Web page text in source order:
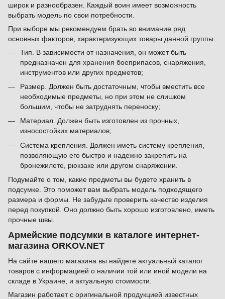
широк и разнообразен. Каждый воин имеет возможность
выбрать модель по свои потребности.
При выборе мы рекомендуем брать во внимание ряд
основных факторов, характеризующих товары данной группы:
Тип. В зависимости от назначения, он может быть
предназначен для хранения боеприпасов, снаряжения,
инструментов или других предметов;
Размер. Должен быть достаточным, чтобы вместить все
необходимые предметы, но при этом не слишком
большим, чтобы не затруднять переноску;
Материал. Должен быть изготовлен из прочных,
износостойких материалов;
Система крепления. Должен иметь систему крепления,
позволяющую его быстро и надежно закрепить на
бронежилете, рюкзаке или другом снаряжении.
Подумайте о том, какие предметы вы будете хранить в
подсумке. Это поможет вам выбрать модель подходящего
размера и формы. Не забудьте проверить качество изделия
перед покупкой. Оно должно быть хорошо изготовлено, иметь
прочные швы.
Армейские подсумки в каталоге интернет-
магазина ORKOV.NET
На сайте нашего магазина вы найдете актуальный каталог
товаров с информацией о наличии той или иной модели на
складе в Украине, и актуальную стоимости.
Магазин работает с оригинальной продукцией известных